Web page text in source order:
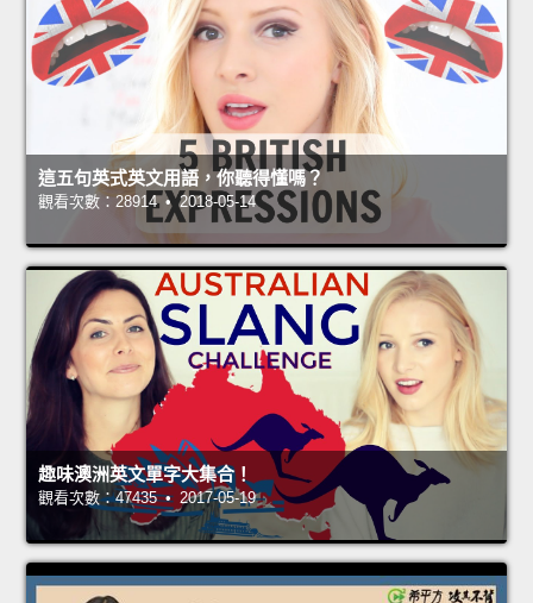
這五句英式英文用語，你聽得懂嗎？
觀看次數：28914 • 2018-05-14
趣味澳洲英文單字大集合！
觀看次數：47435 • 2017-05-19